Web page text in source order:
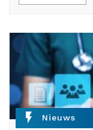
flash_on Nieuws